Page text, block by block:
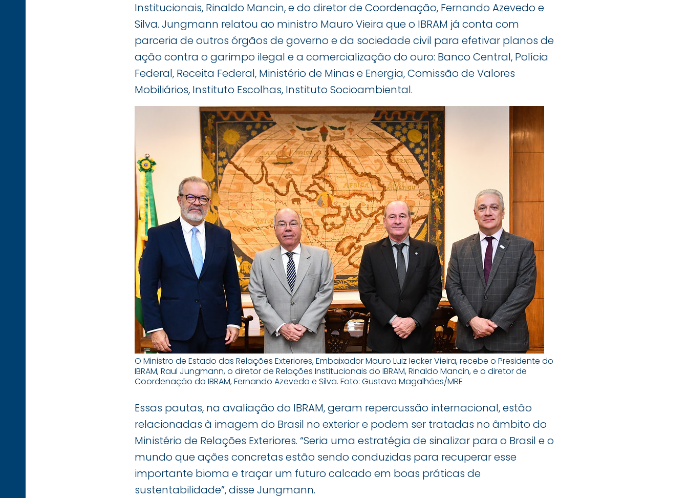
Institucionais, Rinaldo Mancin, e do diretor de Coordenação, Fernando Azevedo e
Silva. Jungmann relatou ao ministro Mauro Vieira que o IBRAM já conta com
parceria de outros órgãos de governo e da sociedade civil para efetivar planos de
ação contra o garimpo ilegal e a comercialização do ouro: Banco Central, Polícia
Federal, Receita Federal, Ministério de Minas e Energia, Comissão de Valores
Mobiliários, Instituto Escolhas, Instituto Socioambiental.
O Ministro de Estado das Relações Exteriores, Embaixador Mauro Luiz Iecker Vieira, recebe o Presidente do
IBRAM, Raul Jungmann, o diretor de Relações Institucionais do IBRAM, Rinaldo Mancin, e o diretor de
Coordenação do IBRAM, Fernando Azevedo e Silva. Foto: Gustavo Magalhães/MRE
Essas pautas, na avaliação do IBRAM, geram repercussão internacional, estão
relacionadas à imagem do Brasil no exterior e podem ser tratadas no âmbito do
Ministério de Relações Exteriores. “Seria uma estratégia de sinalizar para o Brasil e o
mundo que ações concretas estão sendo conduzidas para recuperar esse
importante bioma e traçar um futuro calcado em boas práticas de
sustentabilidade”, disse Jungmann.